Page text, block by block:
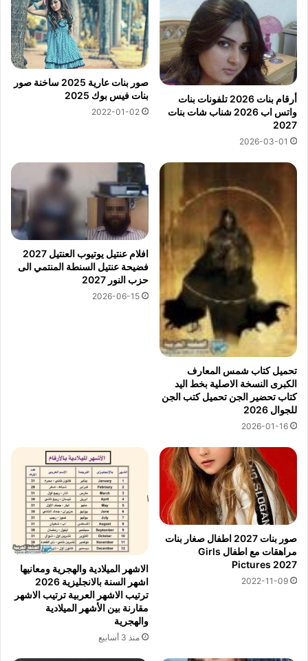
أرقام بنات 2026 تلفونات بنات
واتس اب 2026 شناب شات بنات
2027
2026-03-01
صور بنات عارية 2025 ساخنة صور
بنات فيس بوك 2025
2022-01-02
تحميل كتاب شمس المعارف
الكبرى النسخة الاصلية بخط اليد
كتاب تحضير الجن تحميل كتب الجن
للجوال 2026
2026-01-16
افلام عنتيل يوتيوب العنتيل 2027
فضيحة عنتيل السنطة المنتمي الى
حزب النور 2027
2026-06-15
صور بنات 2027 اطفال صغار بنات
مراهقات مع اطفال Girls
Pictures 2027
2022-11-09
الاشهر الميلادية والهجرية ومعانيها
اشهر السنة بالانجليزية 2026
ترتيب الاشهر العربية ترتيب الاشهر
مقارنة بين الأشهر الميلادية
والهجرية
منذ 3 أسابيع